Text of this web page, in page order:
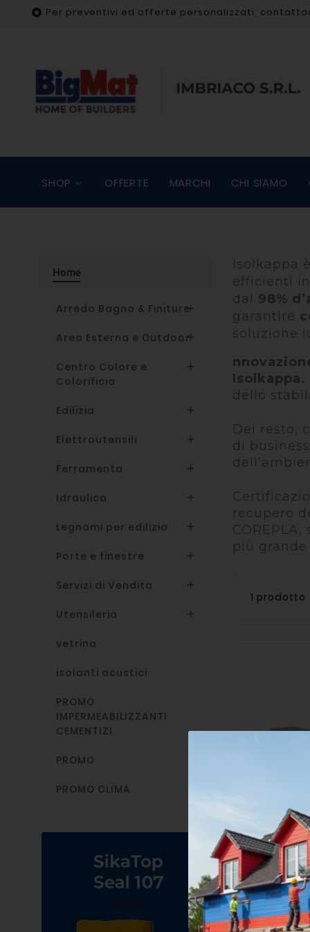
 Per preventivi ed offerte personalizzati,
SHOP OFFERTE MARCHI CHI SIAMO
Home
Arredo Bagno & Finiture
Area Esterna e Outdoor
Centro Colore e
Colorificio

Edilizia 
Elettroutensili 
Ferramenta 
Idraulica 
Legnami per edilizia 
Porte e finestre 
Servizi di Vendita 
Utensileria 
vetrina
isolanti acustici
PROMO
IMPERMEABILIZZANTI
CEMENTIZI
PROMO
PROMO CLIMA
Isolkappa
efficienti
dal 98%
garantire
soluzione
Isolkappa.
dello
Del resto, c
di
recupero
COREPLA,
più
1 prodotto